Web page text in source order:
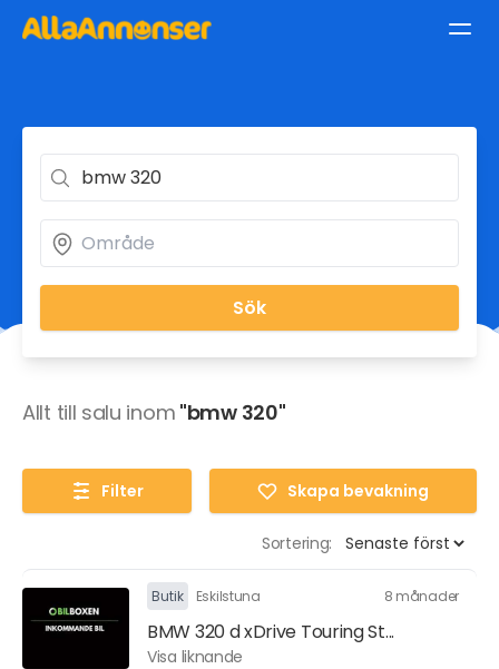
Sök
Allt till salu inom "bmw 320"
Filter Skapa bevakning
Sortering:
Butik Eskilstuna 8 månader
BMW 320 d xDrive Touring St...
Visa liknande